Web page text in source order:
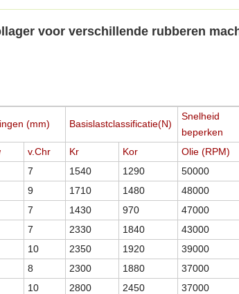
voor verschillende rubberen
(mm) Basislastclassificatie(N)
Snelheid
beperken
v.Chr Kr Kor Olie (RPM)
7 1540 1290
50000
9 1710 1480
48000
7 1430 970 47000
7 2330 1840
43000
10 2350 1920 39000
8 2300 1880
37000
10 2800 2450 37000